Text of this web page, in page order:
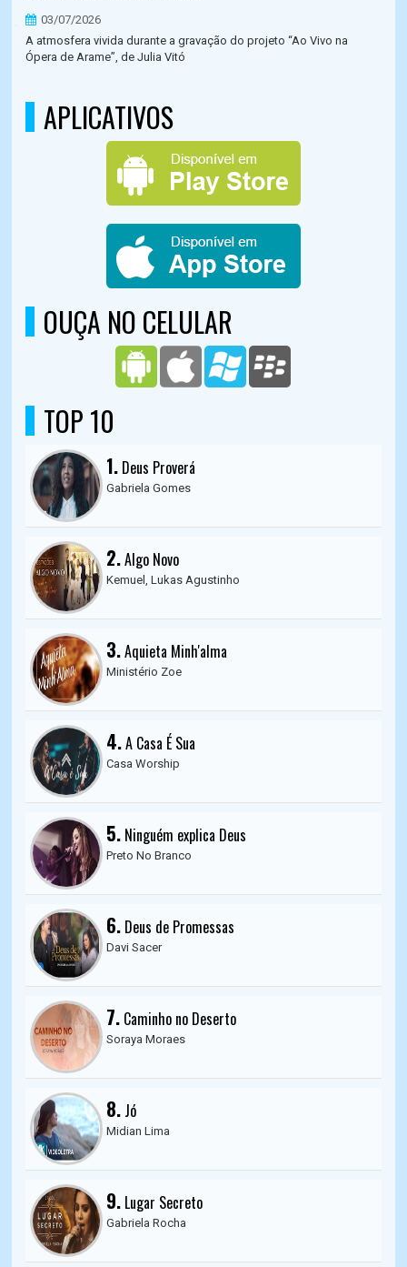
03/07/2026
A atmosfera vivida durante a gravação do projeto “Ao Vivo na
Ópera de Arame”, de Julia Vitó
APLICATIVOS
OUÇA NO CELULAR
TOP 10
1. Deus Proverá
Gabriela Gomes
2.Algo Novo
Kemuel, Lukas Agustinho
3.Aquieta Minh'alma
Ministério Zoe
4.A Casa É Sua
Casa Worship
5. Ninguém explica Deus
Preto No Branco
6. Deus de Promessas
Davi Sacer
7. Caminho no Deserto
Soraya Moraes
8. Jó
Midian Lima
9. Lugar Secreto
Gabriela Rocha